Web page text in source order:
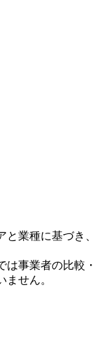
業種に基づき、
は事業者の比較・
せん。